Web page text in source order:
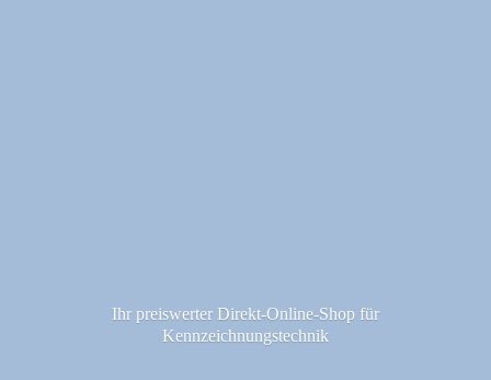
Ihr preiswerter Direkt-Online-Shop für
Kennzeichnungstechnik